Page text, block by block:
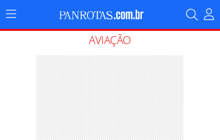
Menu
Principal
AVIAÇÃO